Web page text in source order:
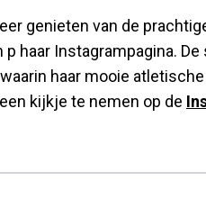
genieten van de
p haar Instagrampagina.
haar mooie
kijkje te nemen op de